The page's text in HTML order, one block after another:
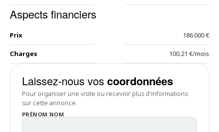
Laissez-nous vos coordonnées
Pour organiser une visite ou recevoir plus d'informations
sur cette annonce.
PRÉNOM NOM
Aspects financiers
Prix 186 000 €
Charges 100.21 €/mois